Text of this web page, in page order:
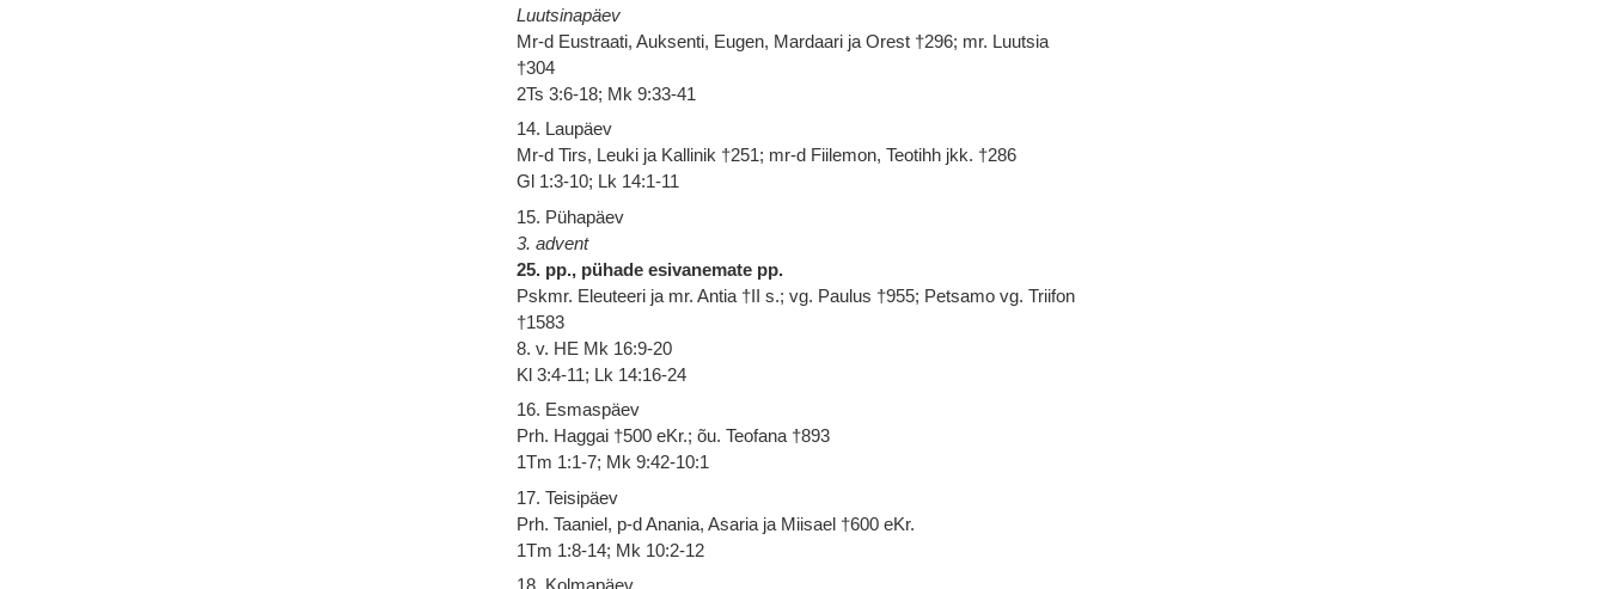
Luutsinapäev
Mr-d Eustraati, Auksenti, Eugen, Mardaari ja Orest †296; mr. Luutsia
†304
2Ts 3:6-18; Mk 9:33-41
14. Laupäev
Mr-d Tirs, Leuki ja Kallinik †251; mr-d Fiilemon, Teotihh jkk. †286
Gl 1:3-10; Lk 14:1-11
15. Pühapäev
3. advent
25. pp., pühade esivanemate pp.
Pskmr. Eleuteeri ja mr. Antia †II s.; vg. Paulus †955; Petsamo vg. Triifon
†1583
8. v. HE Mk 16:9-20
Kl 3:4-11; Lk 14:16-24
16. Esmaspäev
Prh. Haggai †500 eKr.; õu. Teofana †893
1Tm 1:1-7; Mk 9:42-10:1
17. Teisipäev
Prh. Taaniel, p-d Anania, Asaria ja Miisael †600 eKr.
1Tm 1:8-14; Mk 10:2-12
18. Kolmapäev